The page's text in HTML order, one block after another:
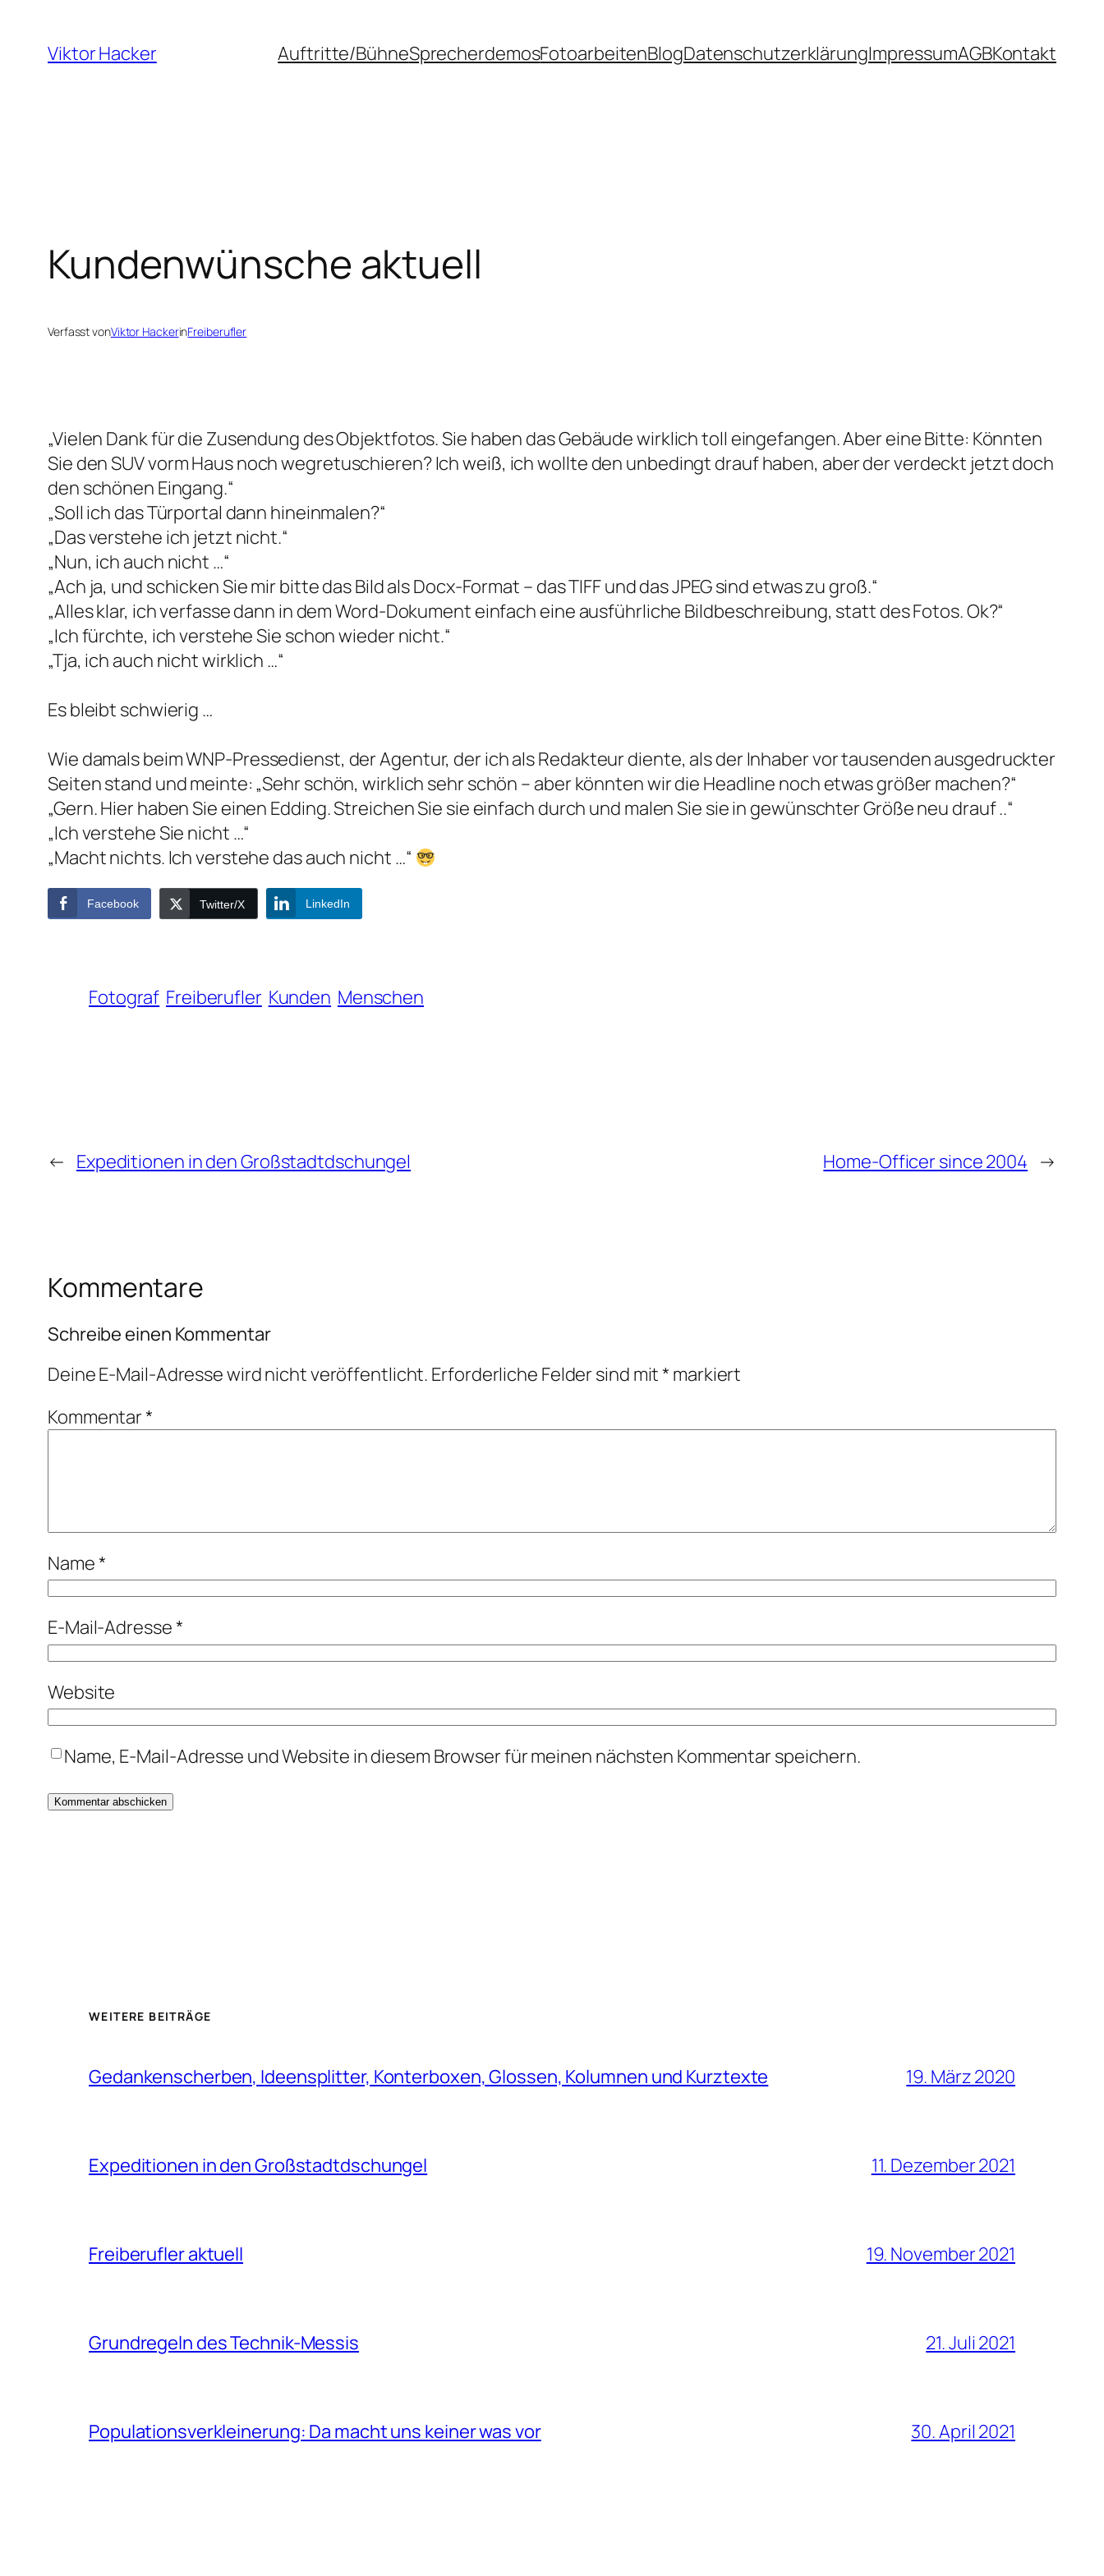
Inhalt
springen
Viktor Hacker Auftritte/BühneSprecherdemosFotoarbeitenBlogDatenschutzerklärungImpressumAGBKontakt
Kundenwünsche aktuell
Verfasst vonViktor HackerinFreiberufler
„Vielen Dank für die Zusendung des Objektfotos. Sie haben das Gebäude wirklich toll eingefangen. Aber eine Bitte: Könnten
Sie den SUV vorm Haus noch wegretuschieren? Ich weiß, ich wollte den unbedingt drauf haben, aber der verdeckt jetzt doch
den schönen Eingang.“
„Soll ich das Türportal dann hineinmalen?“
„Das verstehe ich jetzt nicht.“
„Nun, ich auch nicht …“
„Ach ja, und schicken Sie mir bitte das Bild als Docx-Format – das TIFF und das JPEG sind etwas zu groß.“
„Alles klar, ich verfasse dann in dem Word-Dokument einfach eine ausführliche Bildbeschreibung, statt des Fotos. Ok?“
„Ich fürchte, ich verstehe Sie schon wieder nicht.“
„Tja, ich auch nicht wirklich …“
Es bleibt schwierig …
Wie damals beim WNP-Pressedienst, der Agentur, der ich als Redakteur diente, als der Inhaber vor tausenden ausgedruckter
Seiten stand und meinte: „Sehr schön, wirklich sehr schön – aber könnten wir die Headline noch etwas größer machen?“
„Gern. Hier haben Sie einen Edding. Streichen Sie sie einfach durch und malen Sie sie in gewünschter Größe neu drauf ..“
„Ich verstehe Sie nicht …“
„Macht nichts. Ich verstehe das auch nicht …“
Facebook Twitter/X LinkedIn
Fotograf Freiberufler Kunden Menschen
← Expeditionen in den Großstadtdschungel Home-Officer since 2004 →
Kommentare
Schreibe einen Kommentar
Deine E-Mail-Adresse wird nicht veröffentlicht. Erforderliche Felder sind mit* markiert
Kommentar*
Name*
E-Mail-Adresse*
Website
Name, E-Mail-Adresse und Website in diesem Browser für meinen nächsten Kommentar speichern.
WEITERE BEITRÄGE
Gedankenscherben, Ideensplitter, Konterboxen, Glossen, Kolumnen und Kurztexte 19. März 2020
Expeditionen in den Großstadtdschungel 11. Dezember 2021
Freiberufler aktuell 19. November 2021
Grundregeln des Technik-Messis 21. Juli 2021
Populationsverkleinerung: Da macht uns keiner was vor 30. April 2021